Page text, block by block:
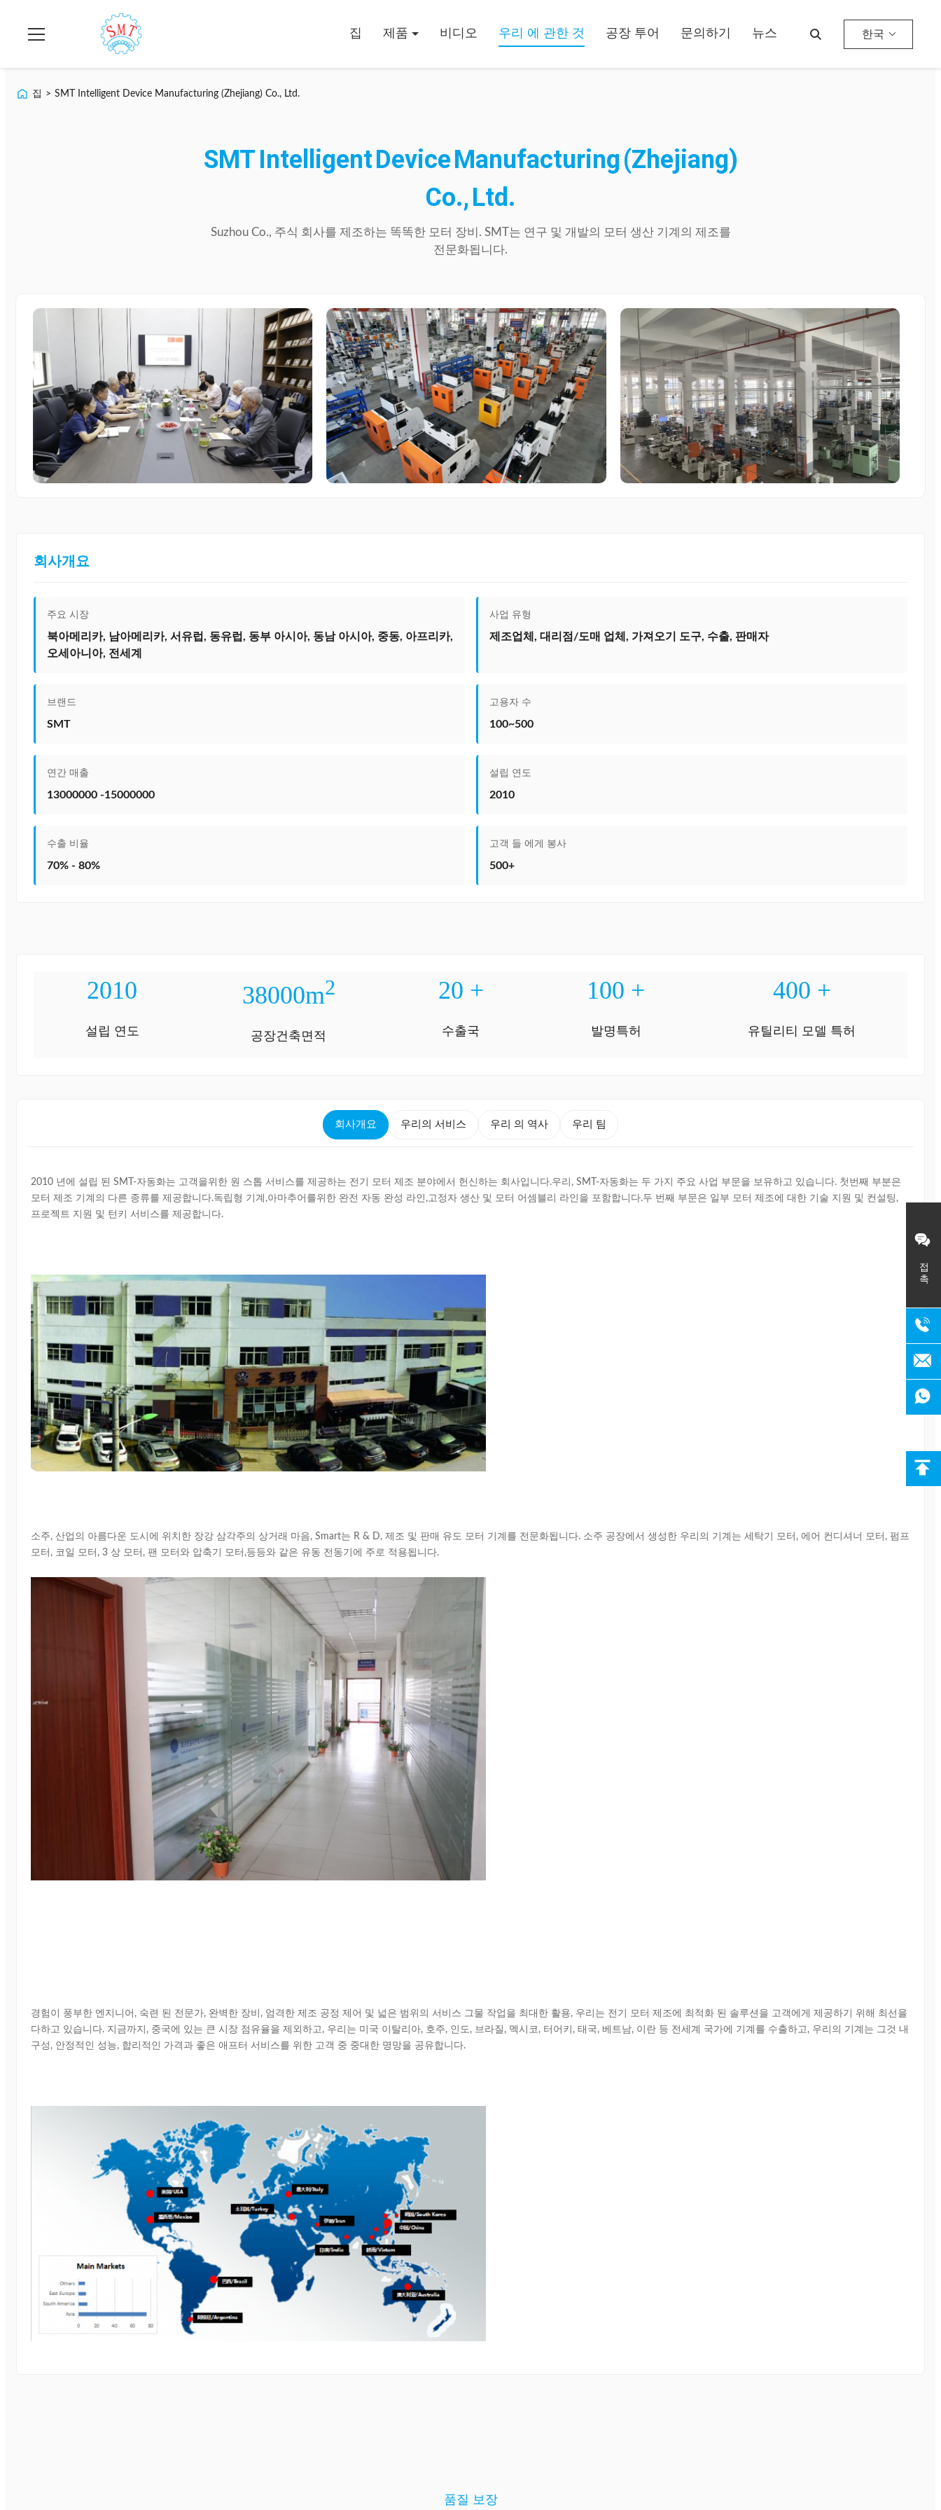
접촉
집 제품 비디오 우리 에 관한 것 공장 투어 문의하기 뉴스 한국
집 > SMT Intelligent Device Manufacturing (Zhejiang) Co., Ltd.
SMTIntelligentDeviceManufacturing(Zhejiang)
Co.,Ltd.
Suzhou Co., 주식 회사를 제조하는 똑똑한 모터 장비. SMT는 연구 및 개발의 모터 생산 기계의 제조를
전문화됩니다.
회사개요
주요 시장
북아메리카, 남아메리카, 서유럽, 동유럽, 동부 아시아, 동남 아시아, 중동, 아프리카,
오세아니아, 전세계
사업 유형
제조업체, 대리점/도매 업체, 가져오기 도구, 수출, 판매자
브랜드
SMT
고용자 수
100~500
연간 매출
13000000 -15000000
설립 연도
2010
수출 비율
70% - 80%
고객 들 에게 봉사
500+
2010
설립 연도
38000m2
공장건축면적
20 +
수출국
100 +
발명특허
400 +
유틸리티 모델 특허
회사개요 우리의 서비스 우리 의 역사 우리 팀
2010 년에 설립 된 SMT-자동화는 고객을위한 원 스톱 서비스를 제공하는 전기 모터 제조 분야에서 헌신하는 회사입니다.우리, SMT-자동화는 두 가지 주요 사업 부문을 보유하고 있습니다. 첫번째 부분은
모터 제조 기계의 다른 종류를 제공합니다.독립형 기계,아마추어를위한 완전 자동 완성 라인,고정자 생산 및 모터 어셈블리 라인을 포함합니다.두 번째 부문은 일부 모터 제조에 대한 기술 지원 및 컨설팅,
프로젝트 지원 및 턴키 서비스를 제공합니다.
소주, 산업의 아름다운 도시에 위치한 장강 삼각주의 상거래 마음, Smart는 R & D, 제조 및 판매 유도 모터 기계를 전문화됩니다. 소주 공장에서 생성한 우리의 기계는 세탁기 모터, 에어 컨디셔너 모터, 펌프
모터, 코일 모터, 3 상 모터, 팬 모터와 압축기 모터,등등와 같은 유동 전동기에 주로 적용됩니다.
경험이 풍부한 엔지니어, 숙련 된 전문가, 완벽한 장비, 엄격한 제조 공정 제어 및 넓은 범위의 서비스 그물 작업을 최대한 활용, 우리는 전기 모터 제조에 최적화 된 솔루션을 고객에게 제공하기 위해 최선을
다하고 있습니다. 지금까지, 중국에 있는 큰 시장 점유율을 제외하고, 우리는 미국 이탈리아, 호주, 인도, 브라질, 멕시코, 터어키, 태국, 베트남, 이란 등 전세계 국가에 기계를 수출하고, 우리의 기계는 그것 내
구성, 안정적인 성능, 합리적인 가격과 좋은 애프터 서비스를 위한 고객 중 중대한 명망을 공유합니다.
품질 보장